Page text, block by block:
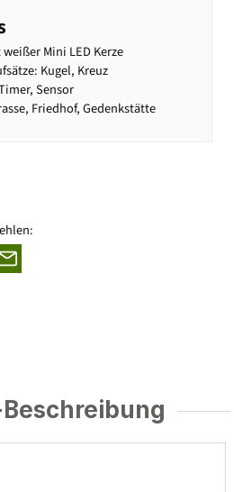
Mini LED Kerze
Kugel, Kreuz
Sensor
Friedhof, Gedenkstätte